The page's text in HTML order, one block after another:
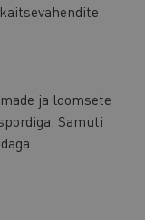
ja loomsete
Samuti